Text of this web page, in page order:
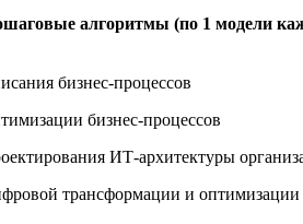
алгоритмы (по 1 модели
бизнес-процессов
бизнес-процессов
ИТ-архитектуры
трансформации и